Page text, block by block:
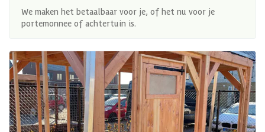
We maken het betaalbaar voor je, of het nu voor je
portemonnee of achtertuin is.